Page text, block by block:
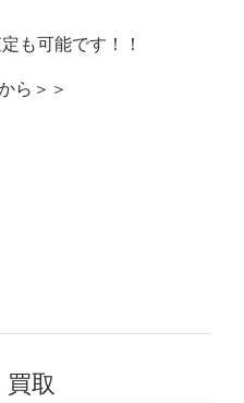
も可能です！！
ら＞＞
取